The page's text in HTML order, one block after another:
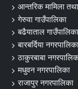
आन्तरिक मामिला
गेरुवा गाउँपालिका
बढैयाताल गाउँपालिका
बारबर्दिया
ठाकुरबाबा
मधुवन नगरपालिका
राजापुर नगरपालिका